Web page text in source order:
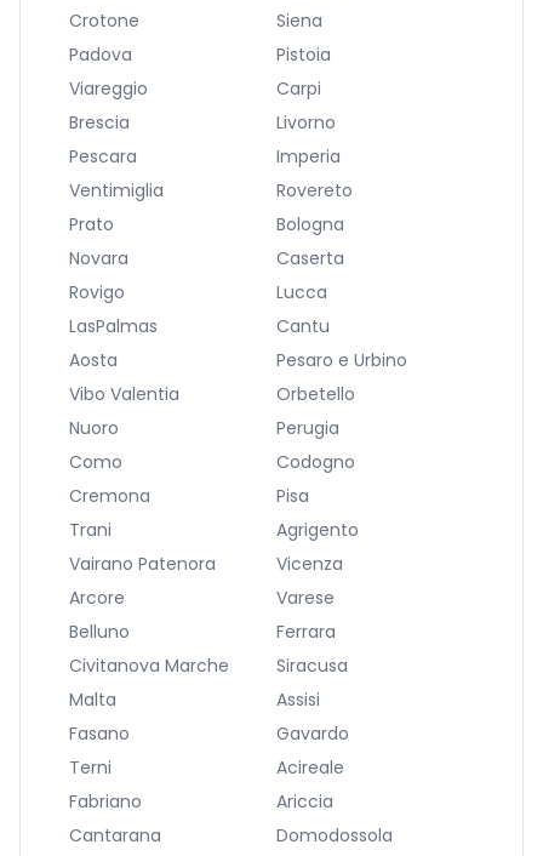
Crotone
Siena
Padova
Pistoia
Viareggio
Carpi
Brescia
Livorno
Pescara
Imperia
Ventimiglia
Rovereto
Prato
Bologna
Novara
Caserta
Rovigo
Lucca
LasPalmas
Cantu
Aosta
Pesaro e Urbino
Vibo Valentia
Orbetello
Nuoro
Perugia
Como
Codogno
Cremona
Pisa
Trani
Agrigento
Vairano Patenora
Vicenza
Arcore
Varese
Belluno
Ferrara
Civitanova Marche
Siracusa
Malta
Assisi
Fasano
Gavardo
Terni
Acireale
Fabriano
Ariccia
Cantarana
Domodossola